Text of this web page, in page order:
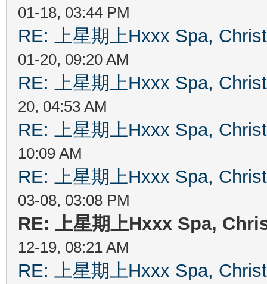
01-18, 03:44 PM
RE: 上星期上Hxxx Spa,
01-20, 09:20 AM
RE: 上星期上Hxxx Spa,
20, 04:53 AM
RE: 上星期上Hxxx Spa,
10:09 AM
RE: 上星期上Hxxx Spa,
03-08, 03:08 PM
RE: 上星期上Hxxx Spa,
12-19, 08:21 AM
RE: 上星期上Hxxx Spa,